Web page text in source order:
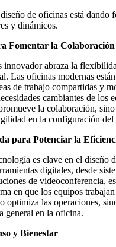
de oficinas está dando
y dinámicos.
Fomentar la Colaboración
innovador abraza la
Las oficinas modernas
de trabajo compartidas y
cambiantes de los
la colaboración, sino
en la configuración del
para Potenciar la
es clave en el diseño
digitales, desde
de videoconferencia,
en que los equipos
optimiza las operaciones,
general en la oficina.
y Bienestar